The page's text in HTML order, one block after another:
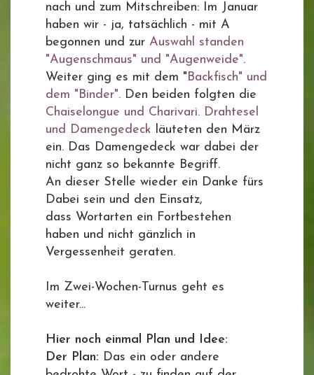
nach und zum Mitschreiben: Im Januar
haben wir - ja, tatsächlich - mit A
begonnen und zur Auswahl standen
"Augenschmaus" und "Augenweide".
Weiter ging es mit dem "Backfisch" und
dem "Binder". Den beiden folgten die
Chaiselongue und Charivari. Drahtesel
und Damengedeck läuteten den März
ein. Das Damengedeck war dabei der
nicht ganz so bekannte Begriff.
An dieser Stelle wieder ein Danke fürs
Dabei sein und den Einsatz,
dass Wortarten ein Fortbestehen
haben und nicht gänzlich in
Vergessenheit geraten.
Im Zwei-Wochen-Turnus geht es
weiter...
Hier noch einmal Plan und Idee:
Der Plan: Das ein oder andere